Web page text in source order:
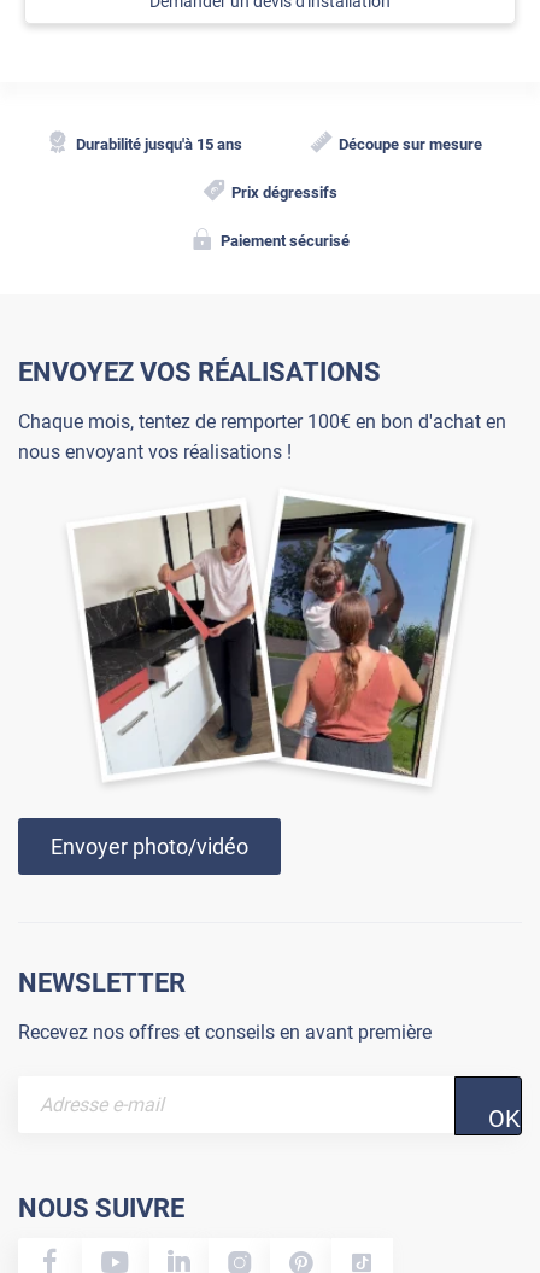
Durabilité jusqu'à 15 ans Découpe sur mesure
Prix dégressifs
Paiement sécurisé
ENVOYEZ VOS RÉALISATIONS
Chaque mois, tentez de remporter 100€ en bon d'achat en
nous envoyant vos réalisations !
Envoyer photo/vidéo
NEWSLETTER
Recevez nos offres et conseils en avant première
OK
NOUS SUIVRE